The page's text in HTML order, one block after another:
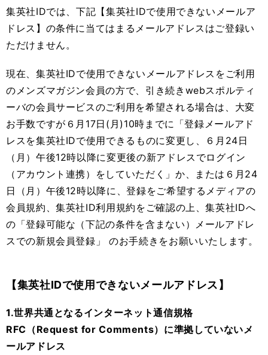
集英社IDでは、下記【集英社IDで使用できないメールア
ドレス】の条件に当てはまるメールアドレスはご登録い
ただけません。
現在、集英社IDで使用できないメールアドレスをご利用
のメンズマガジン会員の方で、引き続き webスポルティ
ーバの会員サービスのご利用を希望される場合は、大変
お手数ですが６月 17日 ( 月 )10時までに「登録メールアド
レスを集英社IDで使用できるものに変更し、６月 24日
（月）午後12時以降に変更後の新アドレスでログイン
（アカウント連携）をしていただく」か、または６月 24
日（月）午後12時以降に、登録をご希望するメディアの
会員規約、集英社ID利用規約をご確認の上、集英社IDへ
の「登録可能な（下記の条件を含まない）メールアドレ
スでの新規会員登録」 のお手続きをお願いいたします。
【集英社IDで使用できないメールアドレス】
1.世界共通となるインターネット通信規格
RFC（Request for Comments）に準拠していないメ
ールアドレス